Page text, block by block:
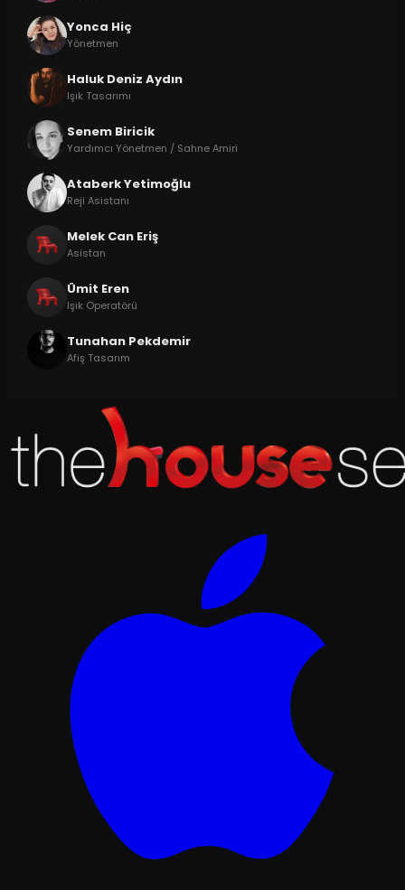
Yonca Hiç
Yönetmen
Haluk Deniz Aydın
Işık Tasarımı
Senem Biricik
Yardımcı Yönetmen / Sahne Amiri
Ataberk Yetimoğlu
Reji Asistanı
Melek Can Eriş
Asistan
Ümit Eren
Işık Operatörü
Tunahan Pekdemir
Afiş Tasarım